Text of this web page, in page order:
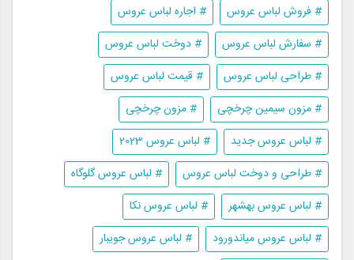
# فروش لباس عروس
# اجاره لباس عروس
# سفارش لباس عروس
# دوخت لباس عروس
# طراحی لباس عروس
# قیمت لباس عروس
# مزون سیمین چرخچی
# مزون چرخچی
# لباس عروس جدید
# لباس عروس 2023
# طراحی و دوخت لباس عروس
# لباس عروس گلوگاه
# لباس عروس بهشهر
# لباس عروس نکا
# لباس عروس میاندورود
# لباس عروس جویبار